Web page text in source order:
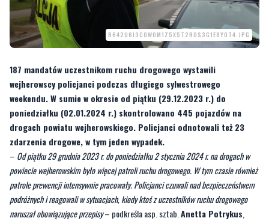
B642U6I3C0W0M1Z5X5T2R0S3G1E8Y0T4.JPG
187 mandatów uczestnikom ruchu drogowego wystawili
wejherowscy policjanci podczas długiego sylwestrowego
weekendu. W sumie w okresie od piątku (29.12.2023 r.) do
poniedziałku (02.01.2024 r.) skontrolowano 445 pojazdów na
drogach powiatu wejherowskiego. Policjanci odnotowali też 23
zdarzenia drogowe, w tym jeden wypadek.
– Od piątku 29 grudnia 2023 r. do poniedziałku 2 stycznia 2024 r. na drogach w
powiecie wejherowskim było więcej patroli ruchu drogowego. W tym czasie również
patrole prewencji intensywnie pracowały. Policjanci czuwali nad bezpieczeństwem
podróżnych i reagowali w sytuacjach, kiedy ktoś z uczestników ruchu drogowego
naruszał obowiązujące przepisy– podkreśla asp. sztab.Anetta Potrykus,